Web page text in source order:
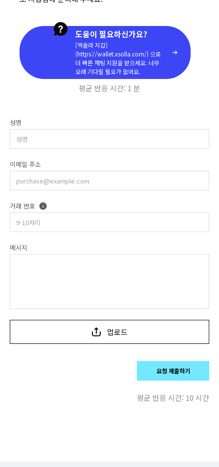
도움이 필요하신가요?
[엑솔라 지갑]
(https://wallet.xsolla.com/) 으로
더 빠른 채팅 지원을 받으세요. 너무
오래 기다릴 필요가 없어요.
평균 반응 시간: 1 분
성명
이메일 주소
거래 번호
메시지
업로드
요청 제출하기
평균 반응 시간: 10 시간